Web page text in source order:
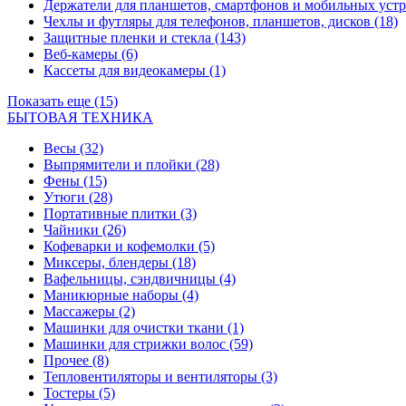
Держатели для планшетов, смартфонов и мобильных
Чехлы и футляры для телефонов, планшетов, дисков (18)
Защитные пленки и стекла (143)
Веб-камеры (6)
Кассеты для видеокамеры (1)
Показать еще (15)
БЫТОВАЯ ТЕХНИКА
Весы (32)
Выпрямители и плойки (28)
Фены (15)
Утюги (28)
Портативные плитки (3)
Чайники (26)
Кофеварки и кофемолки (5)
Миксеры, блендеры (18)
Вафельницы, сэндвичницы (4)
Маникюрные наборы (4)
Массажеры (2)
Машинки для очистки ткани (1)
Машинки для стрижки волос (59)
Прочее (8)
Тепловентиляторы и вентиляторы (3)
Тостеры (5)